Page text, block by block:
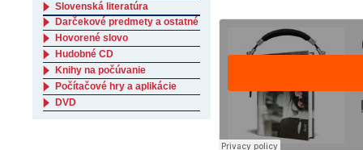
Slovenská literatúra
Darčekové predmety a ostatné
Hovorené slovo
Hudobné CD
Knihy na počúvanie
Počítačové hry a aplikácie
DVD